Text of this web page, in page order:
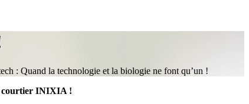
: Quand la technologie et la biologie ne font qu’un !
courtier INIXIA !